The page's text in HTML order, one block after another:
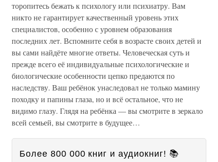
торопитесь бежать к психологу или психиатру. Вам
никто не гарантирует качественный уровень этих
специалистов, особенно с уровнем образования
последних лет. Вспомните себя в возрасте своих детей и
вы сами найдёте многие ответы. Человеческая суть и
прежде всего её индивидуальные психологические и
биологические особенности цепко предаются по
наследству. Ваш ребёнок унаследовал не только мамину
походку и папины глаза, но и всё остальное, что не
видимо глазу. Глядя на ребёнка — вы смотрите в зеркало
всей семьей, вы смотрите в будущее…
Более 800 000 книг и аудиокниг! 📚